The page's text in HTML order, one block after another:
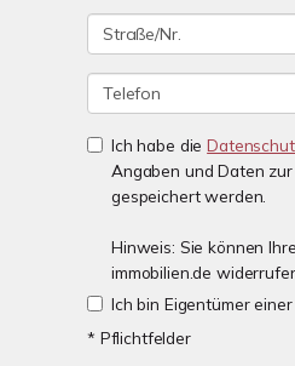
Ich habe die
Angaben und Daten
gespeichert werden.
Hinweis: Sie können
immobilien.de
Ich bin Eigentümer einer
* Pflichtfelder